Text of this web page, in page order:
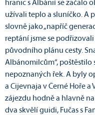
hranic s Albánií se začalo
užívali teplo a sluníčko. A
slovně jako „napříč
reptání jsme se
původního plánu cesty.
Albánomilcům“, poštěstilo
nepoznaných řek. A byly
a Cijevnaja v Černé Hoře a
zájezdu hodně a hlavně
dva skvělí guidi, Fučas s